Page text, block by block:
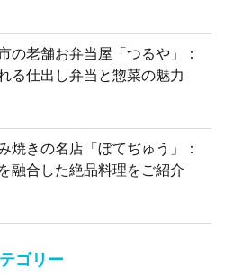
の老舗お弁当屋「つるや」：
る仕出し弁当と惣菜の魅力
焼きの名店「ぼてぢゅう」：
融合した絶品料理をご紹介
ゴリー